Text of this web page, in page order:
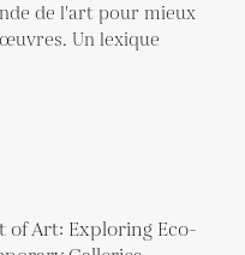
de l'art pour mieux
Un lexique